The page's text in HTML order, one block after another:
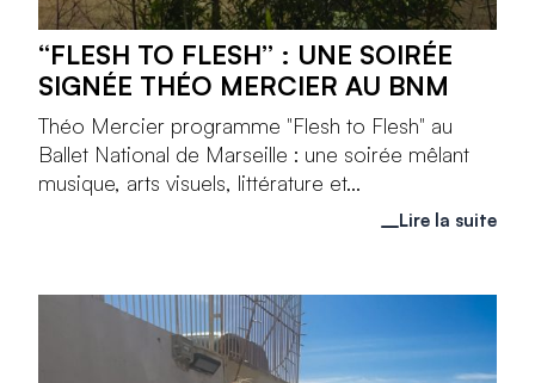
“FLESH TO FLESH” : UNE SOIRÉE
SIGNÉE THÉO MERCIER AU BNM
Théo Mercier programme "Flesh to Flesh" au
Ballet National de Marseille : une soirée mêlant
musique, arts visuels, littérature et...
Lire la suite